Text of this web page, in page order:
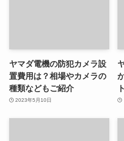
ヤマダ電機の防犯カメラ設
置費用は？相場やカメラの
種類などもご紹介
2023年5月10日